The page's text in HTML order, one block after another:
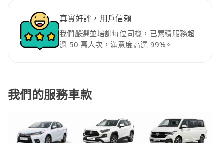
真實好評，用戶信賴
我們嚴選並培訓每位司機，已累積服務超
過 50 萬人次，滿意度高達 99%。
我們的服務車款